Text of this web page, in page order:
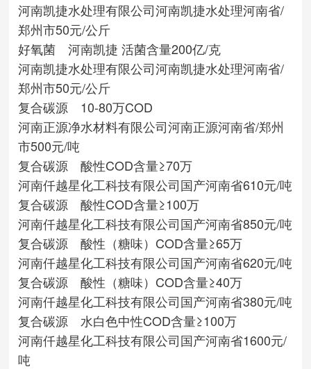
河南凯捷水处理有限公司河南凯捷水处理河南省/
郑州市50元/公斤
好氧菌 河南凯捷 活菌含量200亿/克
河南凯捷水处理有限公司河南凯捷水处理河南省/
郑州市50元/公斤
复合碳源 10-80万COD
河南正源净水材料有限公司河南正源河南省/郑州
市500元/吨
复合碳源 酸性COD含量≥70万
河南仟越星化工科技有限公司国产河南省610元/吨
复合碳源 酸性COD含量≥100万
河南仟越星化工科技有限公司国产河南省850元/吨
复合碳源 酸性（糖味）COD含量≥65万
河南仟越星化工科技有限公司国产河南省620元/吨
复合碳源 酸性（糖味）COD含量≥40万
河南仟越星化工科技有限公司国产河南省380元/吨
复合碳源 水白色中性COD含量≥100万
河南仟越星化工科技有限公司国产河南省1600元/
吨